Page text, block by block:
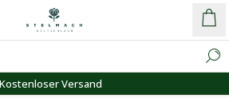
Kostenloser Versand